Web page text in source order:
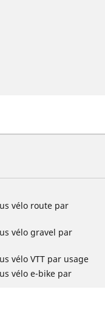
vélo route par
vélo gravel par
vélo VTT par usage
vélo e-bike par